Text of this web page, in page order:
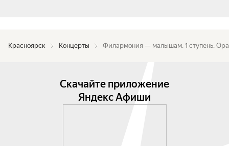
Красноярск Концерты Филармония — малышам. 1 ступень.
Скачайте приложение
Яндекс Афиши